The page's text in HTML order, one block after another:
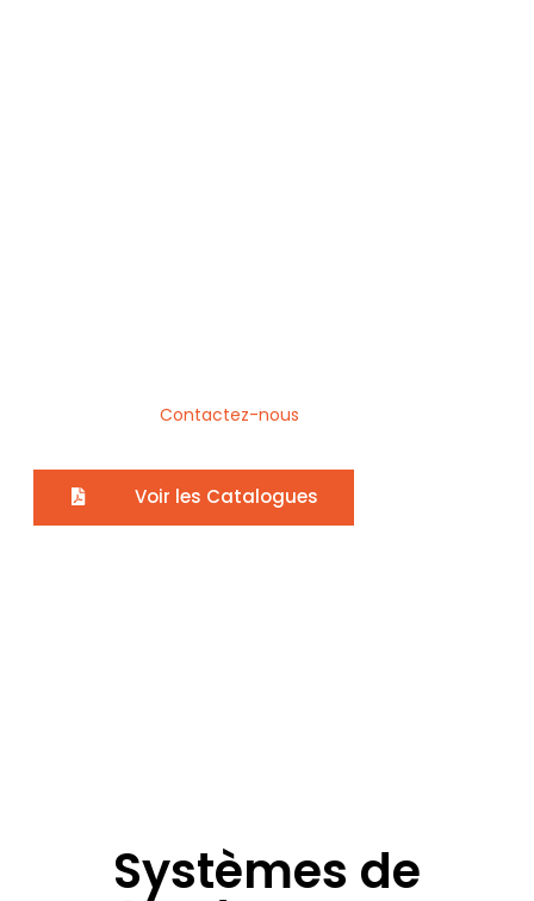
Contactez-nous
Voir les Catalogues
Systèmes de